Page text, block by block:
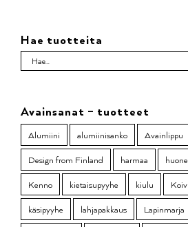
Hae tuotteita
Avainsanat – tuotteet
Alumiini alumiinisanko Avainlippu
Design from Finland
harmaa
Kenno
kietaisupyyhe kiulu
käsipyyhe
lahjapakkaus Lapinmarja